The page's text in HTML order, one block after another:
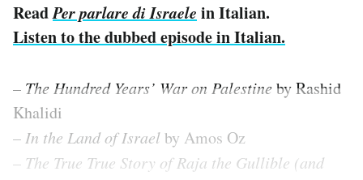
ReadPer parlare di Israele in Italian.
Listen to the dubbed episode in Italian.
– The Hundred Years’ War on Palestineby Rashid
Khalidi
– In the Land of Israelby Amos Oz
– The True True Story of Raja the Gullible (and